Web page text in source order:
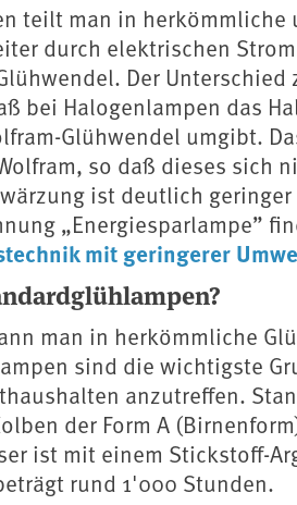
teilt man in
durch elektrischen
Der
bei Halogenlampen das
Glühwendel umgibt.
so daß dieses sich
ist deutlich
„Energiesparlampe”
mit geringerer
man in herkömmliche
sind die wichtigste
anzutreffen.
der Form A
ist mit einem Stickstoff-
rund 1'000 Stunden.